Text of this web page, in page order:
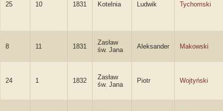
25 10 1831 Kotelnia Ludwik Tychomski
8 11 1831
Zasław
św. Jana
Aleksander Makowski
24 1 1832
Zasław
św. Jana
Piotr Wojtyński